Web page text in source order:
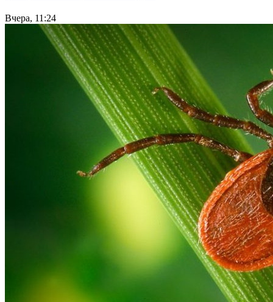
Вчера, 11:24